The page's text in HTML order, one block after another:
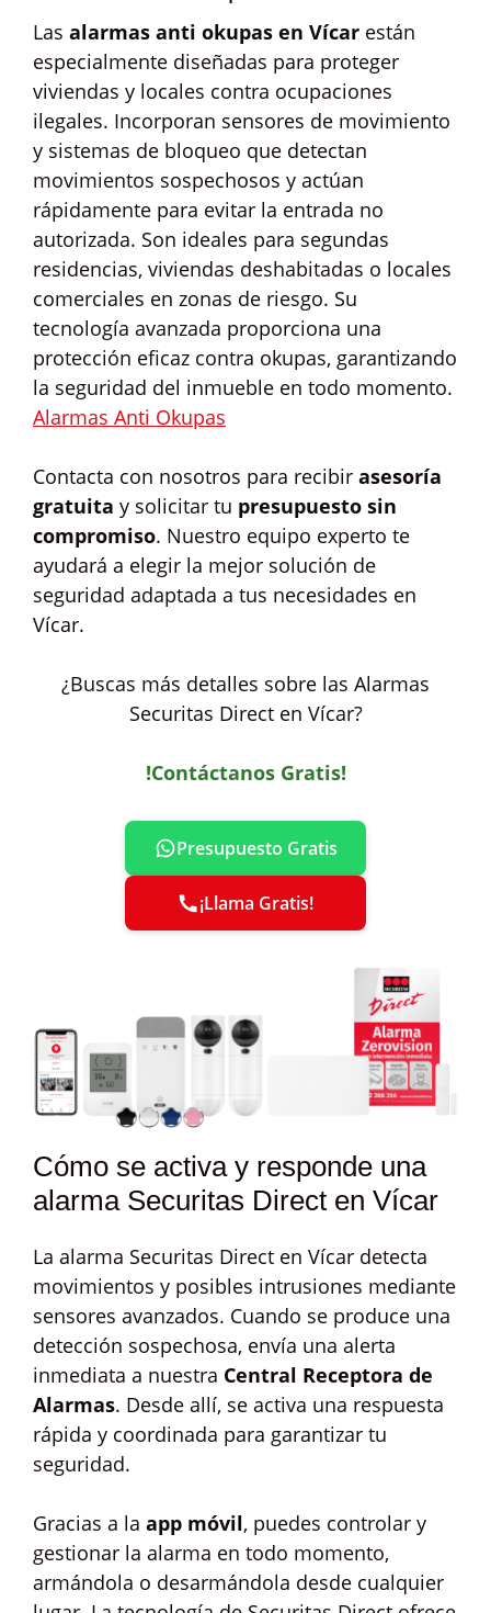
Las alarmas anti okupas en Vícar están
especialmente diseñadas para proteger
viviendas y locales contra ocupaciones
ilegales. Incorporan sensores de movimiento
y sistemas de bloqueo que detectan
movimientos sospechosos y actúan
rápidamente para evitar la entrada no
autorizada. Son ideales para segundas
residencias, viviendas deshabitadas o locales
comerciales en zonas de riesgo. Su
tecnología avanzada proporciona una
protección eficaz contra okupas, garantizando
la seguridad del inmueble en todo momento.
Alarmas Anti Okupas
Contacta con nosotros para recibir asesoría
gratuita y solicitar tu presupuesto sin
compromiso. Nuestro equipo experto te
ayudará a elegir la mejor solución de
seguridad adaptada a tus necesidades en
Vícar.
¿Buscas más detalles sobre las Alarmas
Securitas Direct en Vícar?
!Contáctanos Gratis!
Presupuesto Gratis
¡Llama Gratis!
Cómo se activa y responde una
alarma Securitas Direct en Vícar
La alarma Securitas Direct en Vícar detecta
movimientos y posibles intrusiones mediante
sensores avanzados. Cuando se produce una
detección sospechosa, envía una alerta
inmediata a nuestra Central Receptora de
Alarmas. Desde allí, se activa una respuesta
rápida y coordinada para garantizar tu
seguridad.
Gracias a la app móvil, puedes controlar y
gestionar la alarma en todo momento,
armándola o desarmándola desde cualquier